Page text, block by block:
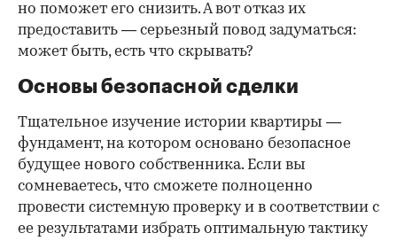
но поможет его снизить. А вот отказ их
предоставить — серьезный повод задуматься:
может быть, есть что скрывать?
Основы безопасной сделки
Тщательное изучение истории квартиры —
фундамент, на котором основано безопасное
будущее нового собственника. Если вы
сомневаетесь, что сможете полноценно
провести системную проверку и в соответствии с
ее результатами избрать оптимальную тактику